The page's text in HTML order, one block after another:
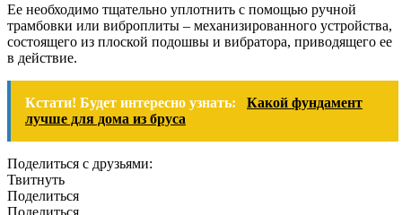
Ее необходимо тщательно уплотнить с помощью ручной
трамбовки или виброплиты – механизированного устройства,
состоящего из плоской подошвы и вибратора, приводящего ее
в действие.
Кстати! Будет интересно узнать:
Какой фундамент
лучше для дома из бруса
Поделиться с друзьями:
Твитнуть
Поделиться
Поделиться